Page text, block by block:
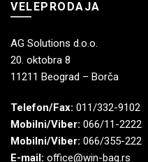
VELEPRODAJA
AG Solutions d.o.o.
20. oktobra 8
11211 Beograd – Borča
Telefon/Fax: 011/332-9102
Mobilni/Viber: 066/11-2222
Mobilni/Viber: 066/355-222
E-mail: office@win-bag.rs